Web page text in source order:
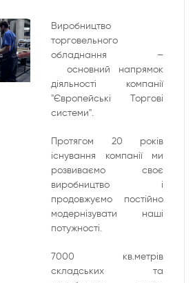
Виробництво
торговельного
обладнання –
основний напрямок
діяльності компанії
"Європейські Торгові
системи".
Протягом 20 років
існування компанії ми
розвиваємо своє
виробництво і
продовжуємо постійно
модернізувати наші
потужності.
7000 кв.метрів
складських та